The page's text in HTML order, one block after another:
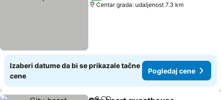
Centar grada: udaljenost 7.3 km
Izaberi datume da bi se prikazale tačne
cene
Pogledaj cene